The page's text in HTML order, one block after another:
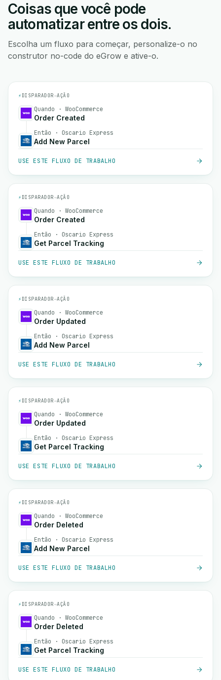
Coisas que você pode
automatizar entre os dois.
Escolha um fluxo para começar, personalize-o no
construtor no-code do eGrow e ative-o.
⚡ DISPARADOR→AÇÃO
Quando · WooCommerce
Order Created
Então · Oscario Express
Add New Parcel
USE ESTE FLUXO DE TRABALHO
⚡ DISPARADOR→AÇÃO
Quando · WooCommerce
Order Created
Então · Oscario Express
Get Parcel Tracking
USE ESTE FLUXO DE TRABALHO
⚡ DISPARADOR→AÇÃO
Quando · WooCommerce
Order Updated
Então · Oscario Express
Add New Parcel
USE ESTE FLUXO DE TRABALHO
⚡ DISPARADOR→AÇÃO
Quando · WooCommerce
Order Updated
Então · Oscario Express
Get Parcel Tracking
USE ESTE FLUXO DE TRABALHO
⚡ DISPARADOR→AÇÃO
Quando · WooCommerce
Order Deleted
Então · Oscario Express
Add New Parcel
USE ESTE FLUXO DE TRABALHO
⚡ DISPARADOR→AÇÃO
Quando · WooCommerce
Order Deleted
Então · Oscario Express
Get Parcel Tracking
USE ESTE FLUXO DE TRABALHO